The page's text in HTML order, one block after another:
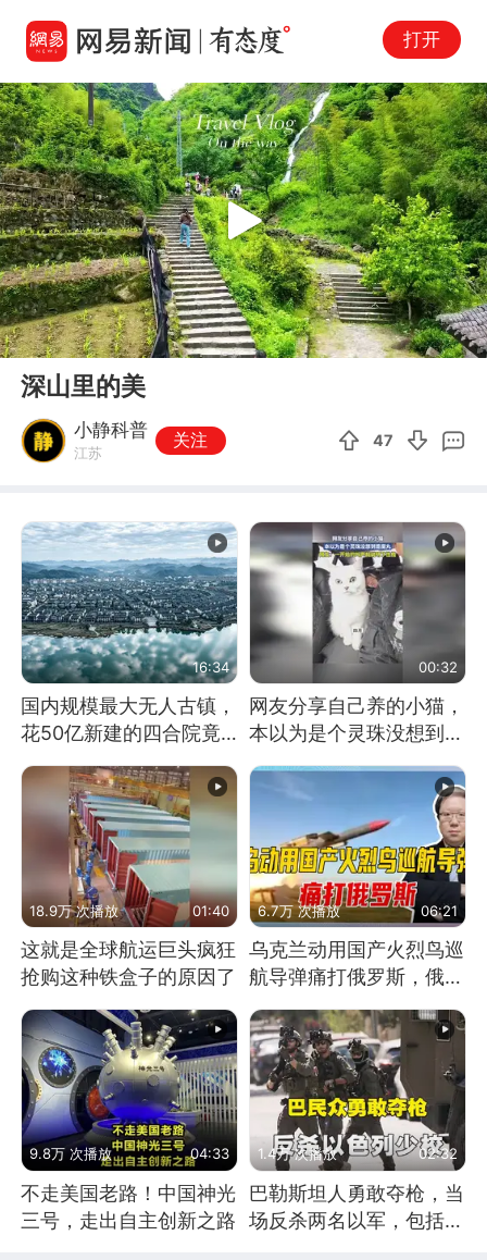
打开
00:00 00:33
Play
深山里的美
小静科普
江苏
关注 47
16:34
国内规模最大无人古镇，
花50亿新建的四合院竟
没人住，发生了啥
00:32
网友分享自己养的小猫，
本以为是个灵珠没想到是
魔丸
18.9万 次播放 01:40
这就是全球航运巨头疯狂
抢购这种铁盒子的原因了
6.7万 次播放 06:21
乌克兰动用国产火烈鸟巡
航导弹痛打俄罗斯，俄军
9.8万 次播放 04:33
不走美国老路！中国神光
三号，走出自主创新之路
1.4万 次播放 02:32
巴勒斯坦人勇敢夺枪，当
场反杀两名以军，包括一